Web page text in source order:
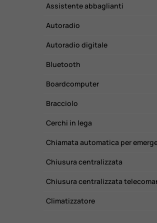
Assistente abbaglianti
Autoradio
Autoradio digitale
Bluetooth
Boardcomputer
Bracciolo
Cerchi in lega
Chiamata automatica per
Chiusura centralizzata
Chiusura centralizzata
Climatizzatore